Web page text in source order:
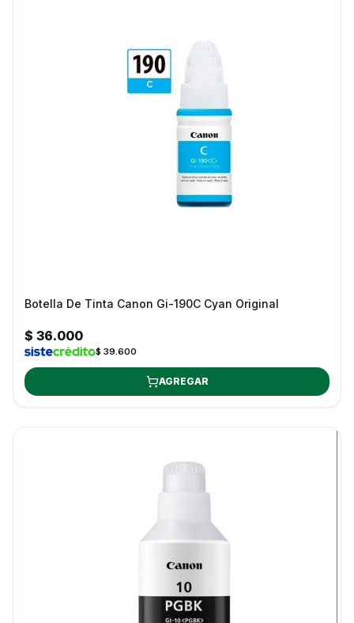
Botella De Tinta Canon Gi-190C Cyan Original
$ 36.000
$ 39.600
AGREGAR